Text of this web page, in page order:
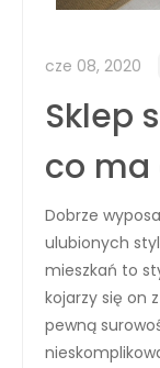
cze 08, 2020
Sklep
co ma
Dobrze
ulubionych
mieszkań to
kojarzy się on
pewną